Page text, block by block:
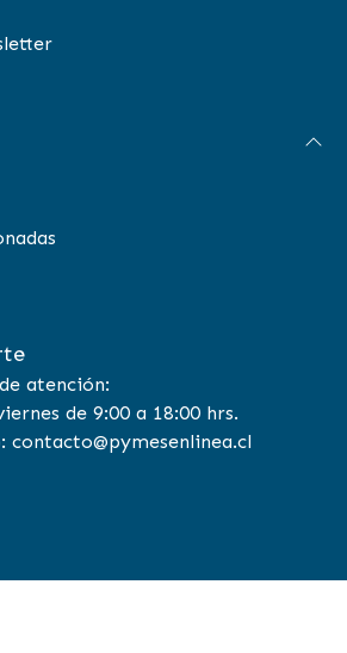
atención:
de 9:00 a 18:00 hrs.
contacto@pymesenlinea.cl